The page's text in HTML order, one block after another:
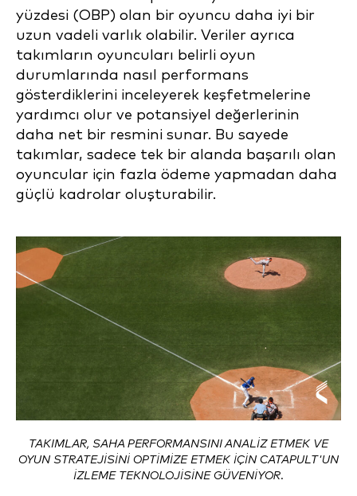
yüzdesi (OBP) olan bir oyuncu daha iyi bir
uzun vadeli varlık olabilir. Veriler ayrıca
takımların oyuncuları belirli oyun
durumlarında nasıl performans
gösterdiklerini inceleyerek keşfetmelerine
yardımcı olur ve potansiyel değerlerinin
daha net bir resmini sunar. Bu sayede
takımlar, sadece tek bir alanda başarılı olan
oyuncular için fazla ödeme yapmadan daha
güçlü kadrolar oluşturabilir.
TAKIMLAR, SAHA PERFORMANSINI ANALIZ ETMEK VE
OYUN STRATEJISINI OPTIMIZE ETMEK IÇIN CATAPULT'UN
IZLEME TEKNOLOJISINE GÜVENIYOR.